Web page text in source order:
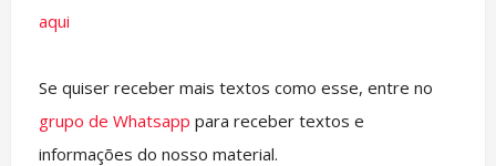
aqui
Se quiser receber mais textos como esse, entre no
grupo de Whatsapp para receber textos e
informações do nosso material.